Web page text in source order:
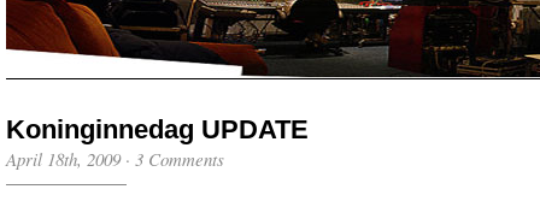
Koninginnedag UPDATE
April 18th, 2009· 3 Comments